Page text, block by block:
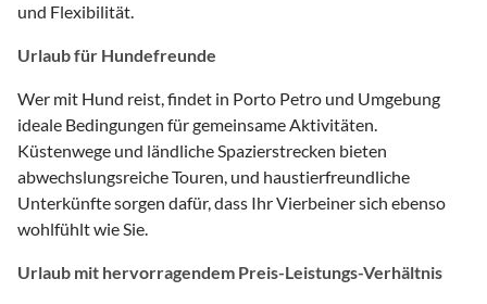
und Flexibilität.
Urlaub für Hundefreunde
Wer mit Hund reist, findet in Porto Petro und Umgebung
ideale Bedingungen für gemeinsame Aktivitäten.
Küstenwege und ländliche Spazierstrecken bieten
abwechslungsreiche Touren, und haustierfreundliche
Unterkünfte sorgen dafür, dass Ihr Vierbeiner sich ebenso
wohlfühlt wie Sie.
Urlaub mit hervorragendem Preis-Leistungs-Verhältnis